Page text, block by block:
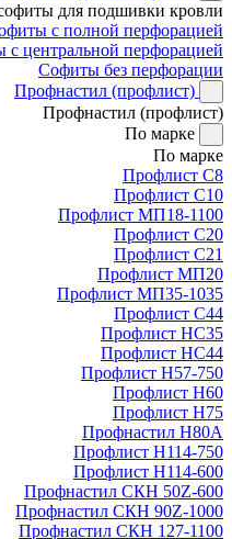
для подшивки кровли
с полной перфорацией
с центральной перфорацией
Софиты без перфорации
Профнастил (профлист)
Профнастил (профлист)
По марке
По марке
Профлист С8
Профлист С10
Профлист МП18-1100
Профлист С20
Профлист С21
Профлист МП20
Профлист МП35-1035
Профлист С44
Профлист НС35
Профлист НС44
Профлист Н57-750
Профлист Н60
Профлист Н75
Профнастил Н80А
Профлист Н114-750
Профлист Н114-600
Профнастил СКН 50Z-600
Профнастил СКН 90Z-1000
Профнастил СКН 127-1100